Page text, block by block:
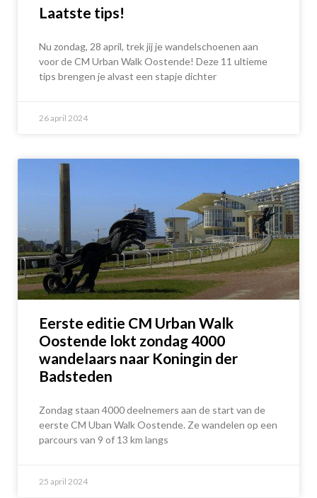
Laatste tips!
Nu zondag, 28 april, trek jij je wandelschoenen aan
voor de CM Urban Walk Oostende! Deze 11 ultieme
tips brengen je alvast een stapje dichter
26 april 2024
Eerste editie CM Urban Walk
Oostende lokt zondag 4000
wandelaars naar Koningin der
Badsteden
Zondag staan 4000 deelnemers aan de start van de
eerste CM Uban Walk Oostende. Ze wandelen op een
parcours van 9 of 13 km langs
25 april 2024